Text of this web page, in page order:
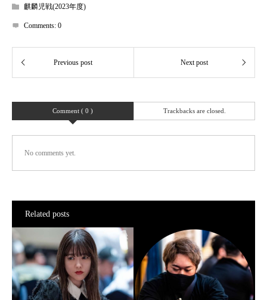
麒麟児戦(2023年度)
Comments: 0
Comment ( 0 ) Trackbacks are closed.
No comments yet.
Related posts